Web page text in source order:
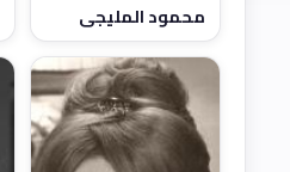
محمود المليجي